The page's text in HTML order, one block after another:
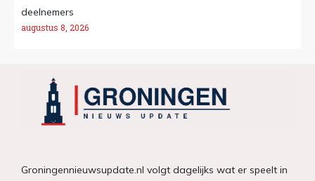
deelnemers
augustus 8, 2026
Groningennieuwsupdate.nl volgt dagelijks wat er speelt in